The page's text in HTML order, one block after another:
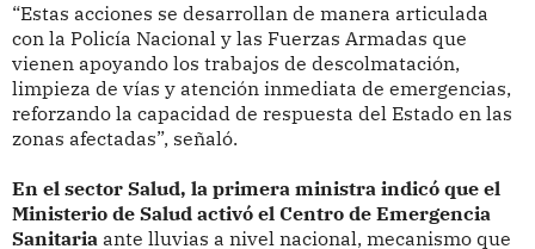
“Estas acciones se desarrollan de manera articulada
con la Policía Nacional y las Fuerzas Armadas que
vienen apoyando los trabajos de descolmatación,
limpieza de vías y atención inmediata de emergencias,
reforzando la capacidad de respuesta del Estado en las
zonas afectadas”, señaló.
En el sector Salud, la primera ministra indicó que el
Ministerio de Salud activó el Centro de Emergencia
Sanitariaante lluvias a nivel nacional, mecanismo que